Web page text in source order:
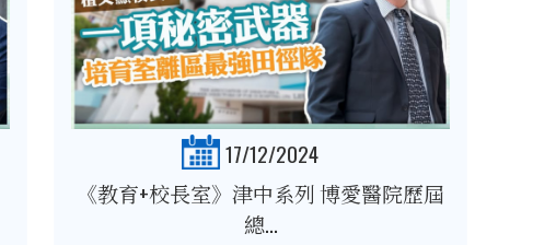
17/12/2024
《教育+校長室》津中系列 博愛醫院歷屆
總...